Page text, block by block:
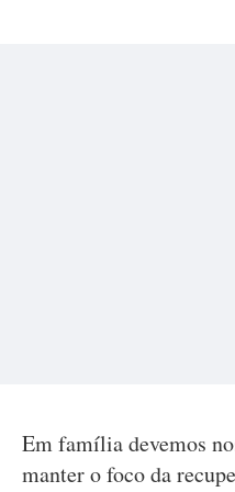
Em família devemos
manter o foco da